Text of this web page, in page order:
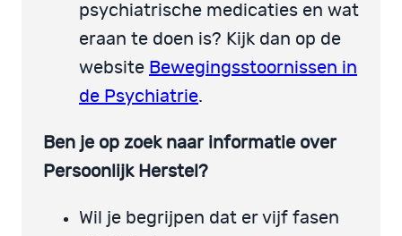
psychiatrische medicaties en wat
eraan te doen is? Kijk dan op de
website Bewegingsstoornissen in
de Psychiatrie.
Ben je op zoek naar informatie over
Persoonlijk Herstel?
Wil je begrijpen dat er vijf fasen